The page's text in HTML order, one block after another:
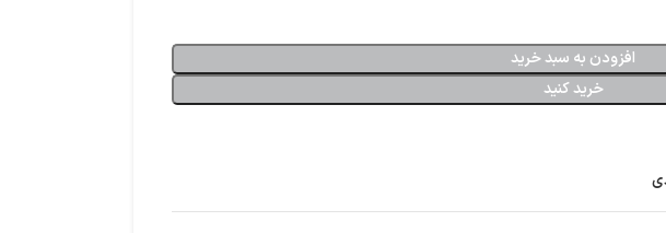
افزودن به سبد خرید
خرید کنید